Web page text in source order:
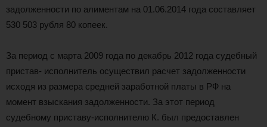
задолженности по алиментам на 01.06.2014 года составляет
530 503 рубля 80 копеек.
За период с марта 2009 года по декабрь 2012 года судебный
пристав- исполнитель осуществил расчет задолженности
исходя из размера средней заработной платы в РФ на
момент взыскания задолженности. За этот период
судебному приставу-исполнителю К. был предоставлен